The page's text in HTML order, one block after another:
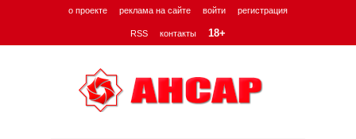
о проекте реклама на сайте войти регистрация
RSS контакты 18+